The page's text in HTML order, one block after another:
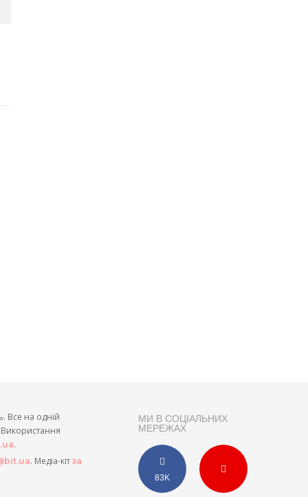
МИ В СОЦІАЛЬНИХ
МЕРЕЖАХ
83K
Все на одній
Використання
.
. Медіа-кіт за